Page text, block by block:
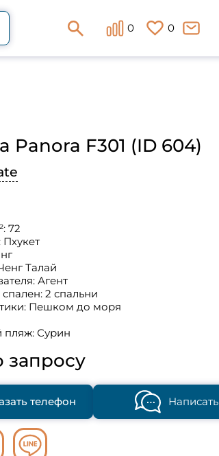
0 0
Panora F301 (ID 604)
72
Талай
Агент
2 спальни
Пешком до моря
Сурин
запросу
телефон Написать